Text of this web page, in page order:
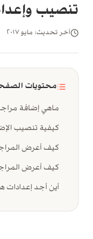
تنصيب
آخر تحديث: مايو ٢٠١٧
محتويات
ماهي إضافة
كيفية تنصيب
كيف أعرض
كيف أعرض
أين أجد إعدادات